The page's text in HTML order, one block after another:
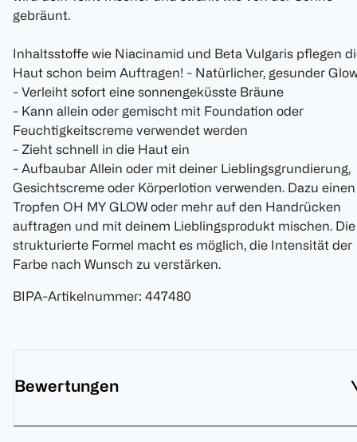
gebräunt.
Inhaltsstoffe wie Niacinamid und Beta Vulgaris pflegen
Haut schon beim Auftragen! - Natürlicher, gesunder
- Verleiht sofort eine sonnengeküsste Bräune
- Kann allein oder gemischt mit Foundation oder
Feuchtigkeitscreme verwendet werden
- Zieht schnell in die Haut ein
- Aufbaubar Allein oder mit deiner Lieblingsgrundierung,
Gesichtscreme oder Körperlotion verwenden. Dazu einen
Tropfen OH MY GLOW oder mehr auf den Handrücken
auftragen und mit deinem Lieblingsprodukt mischen. Die
strukturierte Formel macht es möglich, die Intensität der
Farbe nach Wunsch zu verstärken.
BIPA-Artikelnummer: 447480
Bewertungen